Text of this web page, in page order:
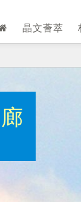
晶文薈萃